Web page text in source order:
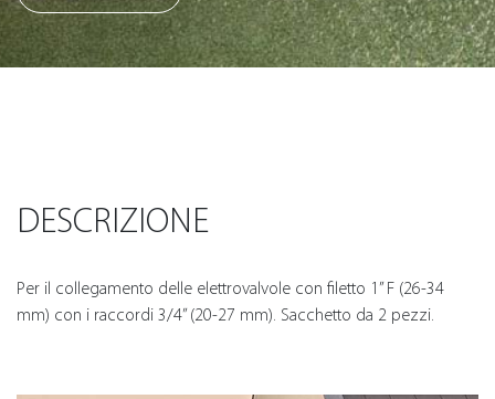
DESCRIZIONE
Per il collegamento delle elettrovalvole con filetto 1” F (26-34
mm) con i raccordi 3/4” (20-27 mm). Sacchetto da 2 pezzi.